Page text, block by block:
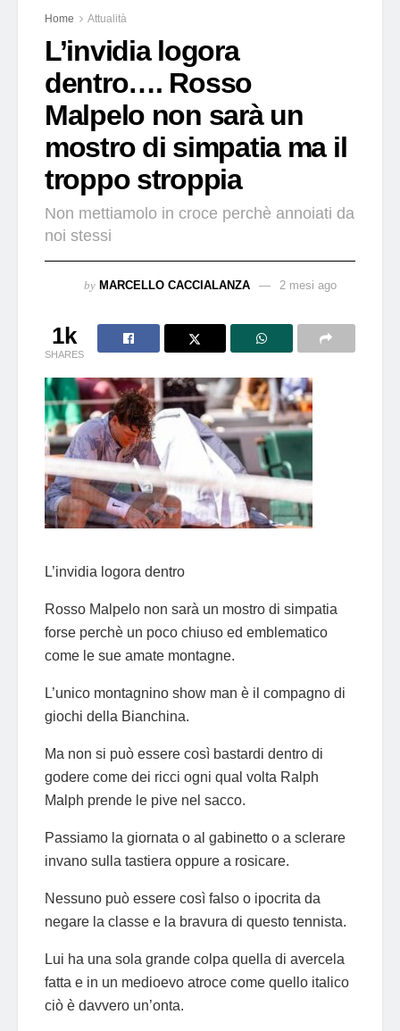
Home Attualità
L’invidia logora
dentro…. Rosso
Malpelo non sarà un
mostro di simpatia ma il
troppo stroppia
Non mettiamolo in croce perchè annoiati da
noi stessi
by MARCELLO CACCIALANZA 2 mesi ago
1k
SHARES
L’invidia logora dentro
Rosso Malpelo non sarà un mostro di simpatia
forse perchè un poco chiuso ed emblematico
come le sue amate montagne.
L’unico montagnino show man è il compagno di
giochi della Bianchina.
Ma non si può essere così bastardi dentro di
godere come dei ricci ogni qual volta Ralph
Malph prende le pive nel sacco.
Passiamo la giornata o al gabinetto o a sclerare
invano sulla tastiera oppure a rosicare.
Nessuno può essere così falso o ipocrita da
negare la classe e la bravura di questo tennista.
Lui ha una sola grande colpa quella di avercela
fatta e in un medioevo atroce come quello italico
ciò è davvero un’onta.